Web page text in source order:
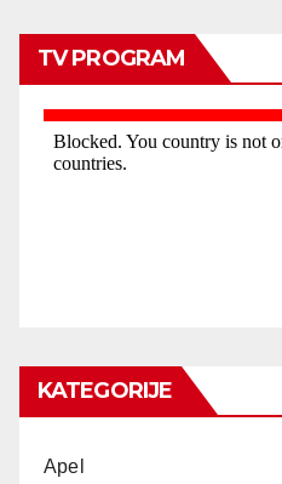
TV PROGRAM
KATEGORIJE
Apel